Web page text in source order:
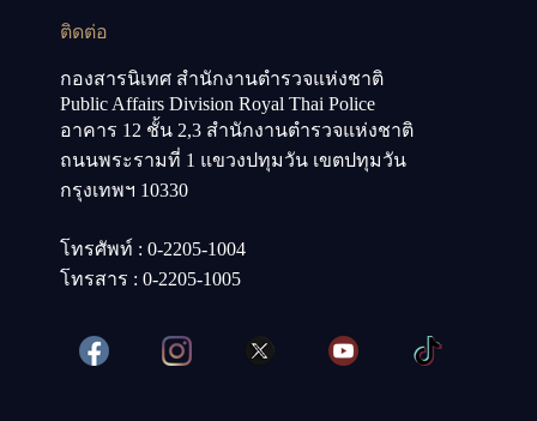
ติดต่อ
กองสารนิเทศ สำนักงานตำรวจแห่งชาติ
Public Affairs Division Royal Thai Police
อาคาร 12 ชั้น 2,3 สำนักงานตำรวจแห่งชาติ
ถนนพระรามที่ 1 แขวงปทุมวัน เขตปทุมวัน
กรุงเทพฯ 10330
โทรศัพท์ : 0-2205-1004
โทรสาร : 0-2205-1005